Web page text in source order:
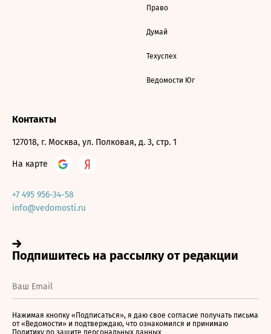
Право
Думай
Техуспех
Ведомости Юг
Контакты
127018, г. Москва, ул. Полковая, д. 3, стр. 1
На карте
+7 495 956-34-58
info@vedomosti.ru
Нажимая кнопку «Подписаться», я даю свое согласие получать письма
от «Ведомости» и подтверждаю, что ознакомился и принимаю
Политику по защите персональных данных